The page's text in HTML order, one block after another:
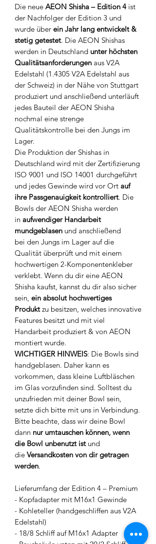
Die neue AEON Shisha – Edition 4 ist
der Nachfolger der Edition 3 und
wurde über ein Jahr lang entwickelt &
stetig getestet. Die AEON Shishas
werden in Deutschland unter höchsten
Qualitätsanforderungen aus V2A
Edelstahl (1.4305 V2A Edelstahl aus
der Schweiz) in der Nähe von Stuttgart
produziert und anschließend unterläuft
jedes Bauteil der AEON Shisha
nochmal eine strenge
Qualitätskontrolle bei den Jungs im
Lager.
Die Produktion der Shishas in
Deutschland wird mit der Zertifizierung
ISO 9001 und ISO 14001 durchgeführt
und jedes Gewinde wird vor Ort auf
ihre Passgenauigkeit kontrolliert. Die
Bowls der AEON Shisha werden
in aufwendiger Handarbeit
mundgeblasen und anschließend
bei den Jungs im Lager auf die
Qualität überprüft und mit einem
hochwertigen 2-Komponentenkleber
verklebt. Wenn du dir eine AEON
Shisha kaufst, kannst du dir also sicher
sein, ein absolut hochwertiges
Produktzu besitzen, welches innovative
Features besitzt und mit viel
Handarbeit produziert & von AEON
montiert wurde.
WICHTIGER HINWEIS: Die Bowls sind
handgeblasen. Daher kann es
vorkommen, dass kleine Luftbläschen
im Glas vorzufinden sind. Solltest du
unzufrieden mit deiner Bowl sein,
setzte dich bitte mit uns in Verbindung.
Bitte beachte, dass wir deine Bowl
dann nur umtauschen können, wenn
die Bowl unbenutzt ist und
die Versandkosten von dir getragen
werden.
Lieferumfang der Edition 4 – Premium
- Kopfadapter mit M16x1 Gewinde
- Kohleteller (handgeschliffen aus V2A
Edelstahl)
- 18/8 Schliff auf M16x1 Adapter